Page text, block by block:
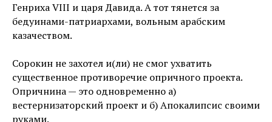
Генриха VIII и царя Давида. А тот тянется за
бедуинами-патриархами, вольным арабским
казачеством.
Сорокин не захотел и(ли) не смог ухватить
существенное противоречие опричного проекта.
Опричнина — это одновременно а)
вестернизаторский проект и б) Апокалипсис своими
руками.